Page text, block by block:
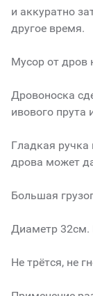
и аккуратно
другое время.
Мусор от дров
Дровоноска
ивового прута
Гладкая ручка
дрова может
Большая
Диаметр 32см.
Не трётся, не